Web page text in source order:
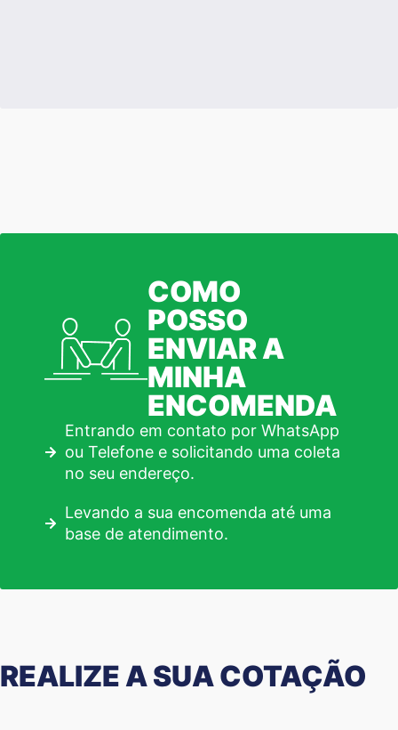
COMO
POSSO
ENVIAR A
MINHA
ENCOMENDA
Entrando em contato por WhatsApp
ou Telefone e solicitando uma coleta
no seu endereço.
Levando a sua encomenda até uma
base de atendimento.
REALIZE A SUA COTAÇÃO